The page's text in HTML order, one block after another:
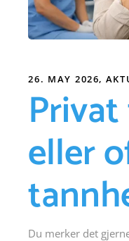
26. MAY 2026
eller
Du merker det